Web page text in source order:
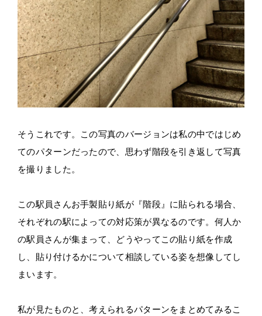
そうこれです。この写真のバージョンは私の中ではじめ
てのパターンだったので、思わず階段を引き返して写真
を撮りました。
この駅員さんお手製貼り紙が『階段』に貼られる場合、
それぞれの駅によっての対応策が異なるのです。何人か
の駅員さんが集まって、どうやってこの貼り紙を作成
し、貼り付けるかについて相談している姿を想像してし
まいます。
私が見たものと、考えられるパターンをまとめてみるこ